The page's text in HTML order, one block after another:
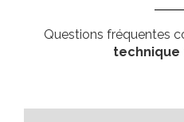
Questions fréquentes
technique